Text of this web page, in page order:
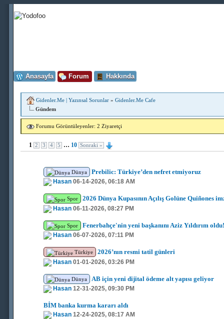
Anasayfa Forum Hakkında
Gidenler.Me | Yazınsal Sorunlar » Gidenler.Me Cafe
Gündem
Forumu Görüntüleyenler: 2 Ziyaretçi
1 2 3 4 5 … 10 Sonraki »
Dünya Prebilic: Türkiye’den nefret etmiyoruz
Hasan 06-14-2026, 06:18 AM
Spor 2026 Dünya Kupasının Açılış Golüne Quiñones
Hasan 06-11-2026, 08:27 PM
Spor Fenerbahçe'nin yeni başkanını Aziz Yıldırım oldu!
Hasan 06-07-2026, 07:11 PM
Türkiye 2026’nın resmi tatil günleri
Hasan 01-01-2026, 03:26 PM
Dünya AB için yeni dijital ödeme alt yapısı geliyor
Hasan 12-31-2025, 09:30 PM
BİM banka kurma kararı aldı
Hasan 12-24-2025, 08:17 AM